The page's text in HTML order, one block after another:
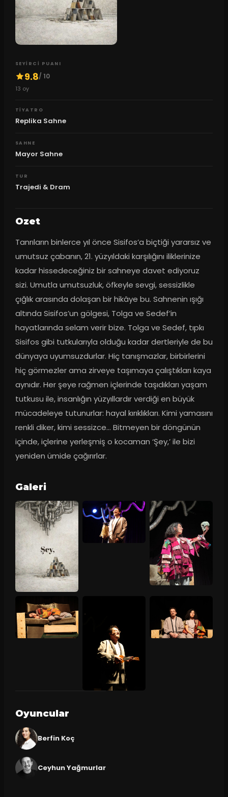
SEYIRCI PUANI
9.8/ 10
13 oy
TIYATRO
Replika Sahne
SAHNE
Mayor Sahne
TUR
Trajedi & Dram
Ozet
Tanrıların binlerce yıl önce Sisifos’a biçtiği yararsız ve
umutsuz çabanın, 21. yüzyıldaki karşılığını iliklerinize
kadar hissedeceğiniz bir sahneye davet ediyoruz
sizi. Umutla umutsuzluk, öfkeyle sevgi, sessizlikle
çığlık arasında dolaşan bir hikâye bu. Sahnenin ışığı
altında Sisifos’un gölgesi, Tolga ve Sedef’in
hayatlarında selam verir bize. Tolga ve Sedef, tıpkı
Sisifos gibi tutkularıyla olduğu kadar dertleriyle de bu
dünyaya uyumsuzdurlar. Hiç tanışmazlar, birbirlerini
hiç görmezler ama zirveye taşımaya çalıştıkları kaya
aynıdır. Her şeye rağmen içlerinde taşıdıkları yaşam
tutkusu ile, insanlığın yüzyıllardır verdiği en büyük
mücadeleye tutunurlar: hayal kırıklıkları. Kimi yamasını
renkli diker, kimi sessizce… Bitmeyen bir döngünün
içinde, içlerine yerleşmiş o kocaman ‘Şey,’ ile bizi
yeniden ümide çağırırlar.
Galeri
Oyuncular
Berfin Koç
Ceyhun Yağmurlar